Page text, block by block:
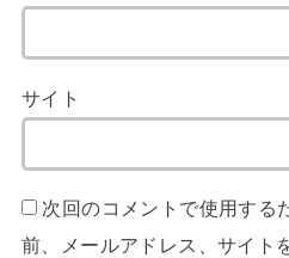
サイト
次回のコメントで使用する
前、メールアドレス、サイト